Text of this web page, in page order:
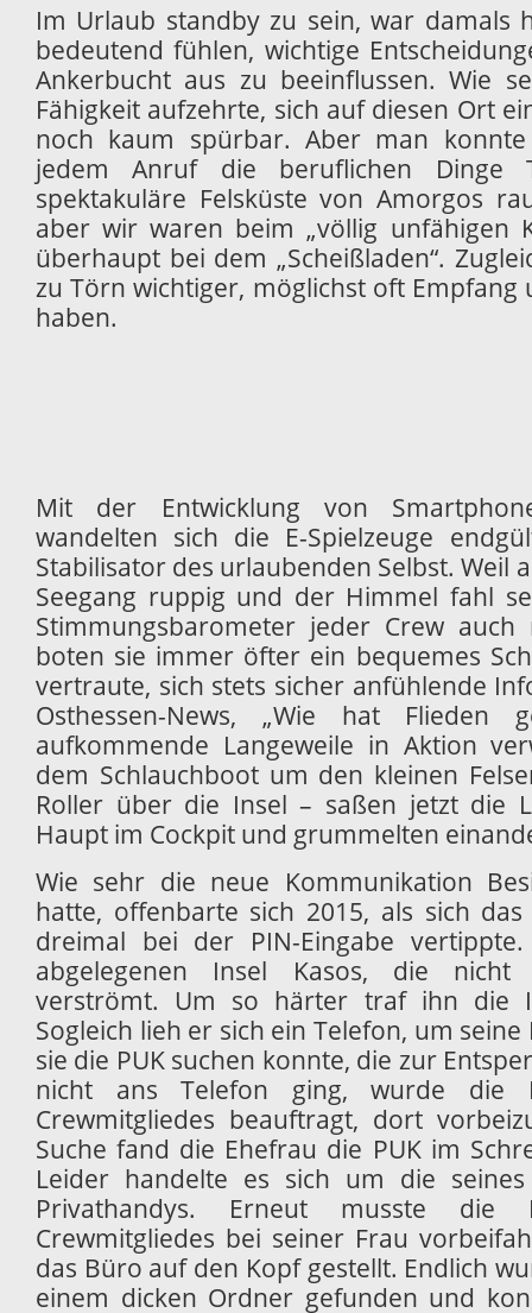
Im Urlaub standby zu sein, war damals
bedeutend fühlen, wichtige
Ankerbucht aus zu beeinflussen. Wie
Fähigkeit aufzehrte, sich auf diesen Ort
noch kaum spürbar. Aber man
jedem Anruf die beruflichen Dinge
spektakuläre Felsküste von Amorgos
aber wir waren beim „völlig unfähigen
überhaupt bei dem „Scheißladen“.
zu Törn wichtiger, möglichst oft
haben.
Mit der Entwicklung von
wandelten sich die E-Spielzeuge
Stabilisator des urlaubenden Selbst. Weil
Seegang ruppig und der Himmel fahl
Stimmungsbarometer jeder Crew
boten sie immer öfter ein bequemes
vertraute, sich stets sicher anfühlende
Osthessen-News, „Wie hat Flieden
aufkommende Langeweile in Aktion
dem Schlauchboot um den kleinen
Roller über die Insel – saßen jetzt die
Haupt im Cockpit und grummelten
Wie sehr die neue Kommunikation
hatte, offenbarte sich 2015, als sich
dreimal bei der PIN-Eingabe
abgelegenen Insel Kasos, die nicht
verströmt. Um so härter traf ihn die
Sogleich lieh er sich ein Telefon, um
sie die PUK suchen konnte, die zur
nicht ans Telefon ging, wurde die
Crewmitgliedes beauftragt, dort
Suche fand die Ehefrau die PUK im
Leider handelte es sich um die
Privathandys. Erneut musste die
Crewmitgliedes bei seiner Frau
das Büro auf den Kopf gestellt. Endlich
einem dicken Ordner gefunden und